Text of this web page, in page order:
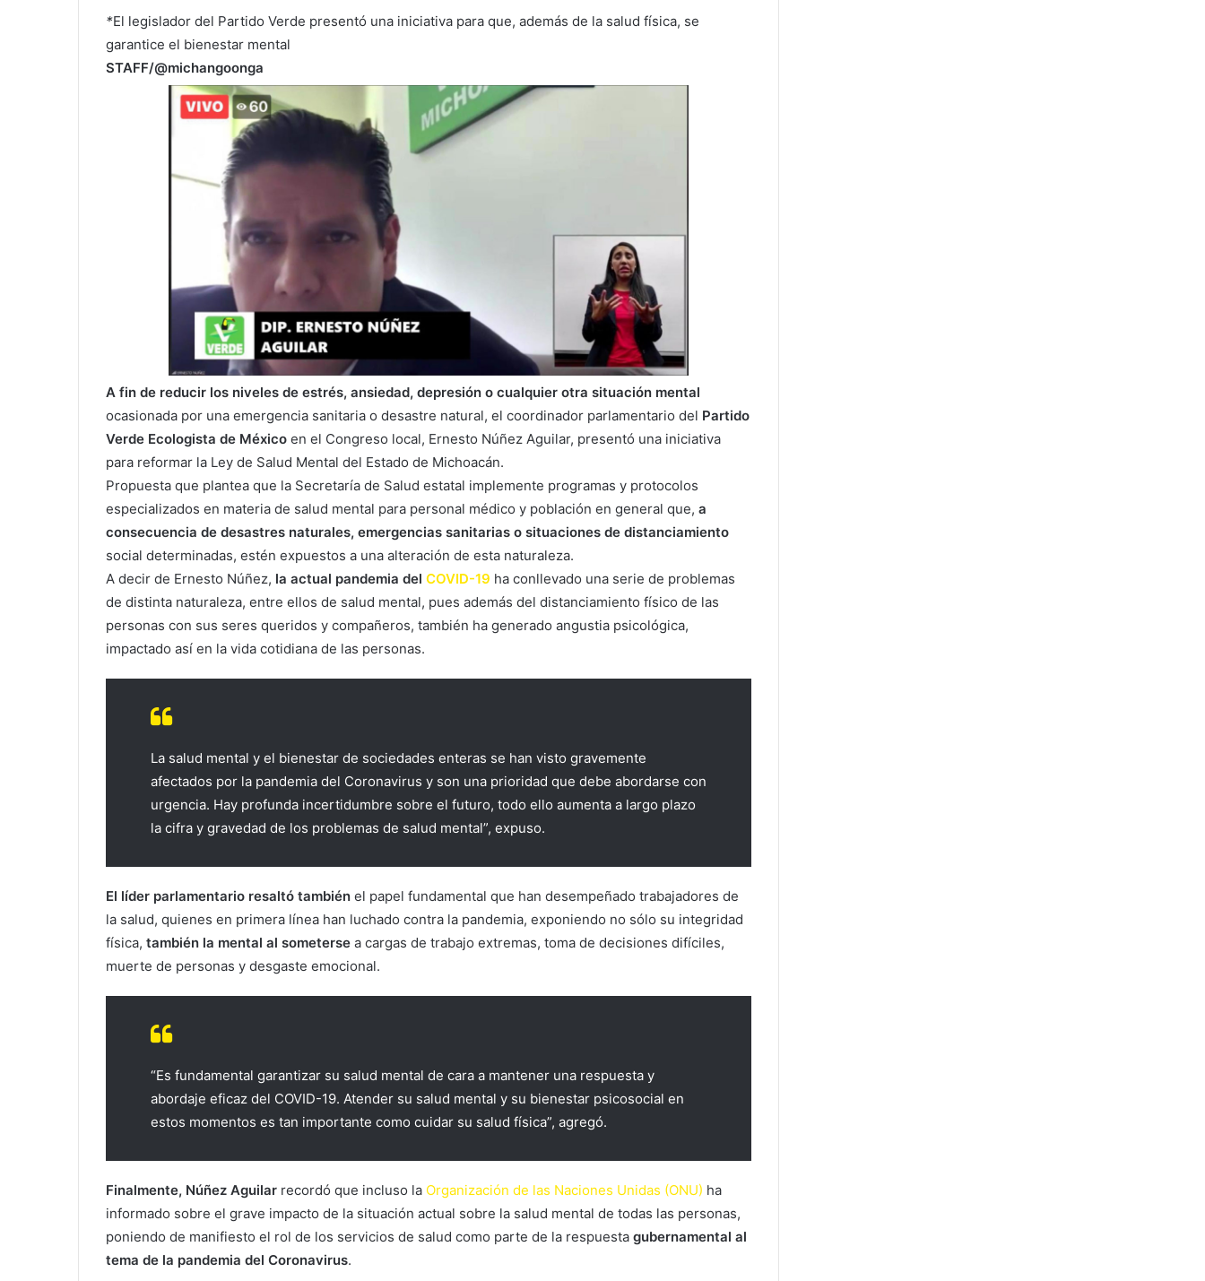
*El legislador del Partido Verde presentó una iniciativa para que, además de la salud física, se
garantice el bienestar mental
STAFF/@michangoonga
A fin de reducir los niveles de estrés, ansiedad, depresión o cualquier otra situación mental
ocasionada por una emergencia sanitaria o desastre natural, el coordinador parlamentario del Partido
Verde Ecologista de México en el Congreso local, Ernesto Núñez Aguilar, presentó una iniciativa
para reformar la Ley de Salud Mental del Estado de Michoacán.
Propuesta que plantea que la Secretaría de Salud estatal implemente programas y protocolos
especializados en materia de salud mental para personal médico y población en general que, a
consecuencia de desastres naturales, emergencias sanitarias o situaciones de distanciamiento
social determinadas, estén expuestos a una alteración de esta naturaleza.
A decir de Ernesto Núñez, la actual pandemia del COVID-19 ha conllevado una serie de problemas
de distinta naturaleza, entre ellos de salud mental, pues además del distanciamiento físico de las
personas con sus seres queridos y compañeros, también ha generado angustia psicológica,
impactado así en la vida cotidiana de las personas.
La salud mental y el bienestar de sociedades enteras se han visto gravemente
afectados por la pandemia del Coronavirus y son una prioridad que debe abordarse con
urgencia. Hay profunda incertidumbre sobre el futuro, todo ello aumenta a largo plazo
la cifra y gravedad de los problemas de salud mental”, expuso.
El líder parlamentario resaltó también el papel fundamental que han desempeñado trabajadores de
la salud, quienes en primera línea han luchado contra la pandemia, exponiendo no sólo su integridad
física, también la mental al someterse a cargas de trabajo extremas, toma de decisiones difíciles,
muerte de personas y desgaste emocional.
“Es fundamental garantizar su salud mental de cara a mantener una respuesta y
abordaje eficaz del COVID-19. Atender su salud mental y su bienestar psicosocial en
estos momentos es tan importante como cuidar su salud física”, agregó.
Finalmente, Núñez Aguilar recordó que incluso la Organización de las Naciones Unidas (ONU) ha
informado sobre el grave impacto de la situación actual sobre la salud mental de todas las personas,
poniendo de manifiesto el rol de los servicios de salud como parte de la respuesta gubernamental al
tema de la pandemia del Coronavirus.